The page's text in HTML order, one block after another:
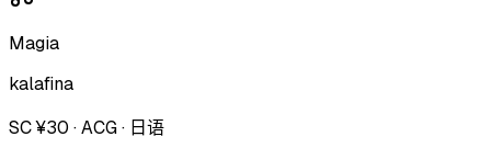
Magia
kalafina
SC ¥30 ·ACG· 日语